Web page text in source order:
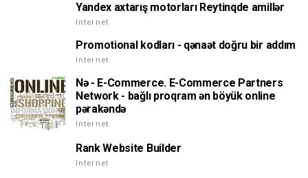
Yandex axtarış motorları Reytinqde amillər
Internet
Promotional kodları - qənaət doğru bir addım
Internet
Nə - E-Commerce. E-Commerce Partners
Network - bağlı proqram ən böyük online
pərakəndə
Internet
Rank Website Builder
Internet